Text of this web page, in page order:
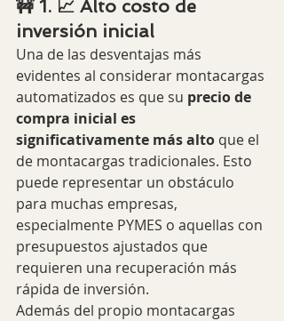
🚧 1. 📈 Alto costo de
inversión inicial
Una de las desventajas más
evidentes al considerar montacargas
automatizados es que su precio de
compra inicial es
significativamente más alto que el
de montacargas tradicionales. Esto
puede representar un obstáculo
para muchas empresas,
especialmente PYMES o aquellas con
presupuestos ajustados que
requieren una recuperación más
rápida de inversión.
Además del propio montacargas